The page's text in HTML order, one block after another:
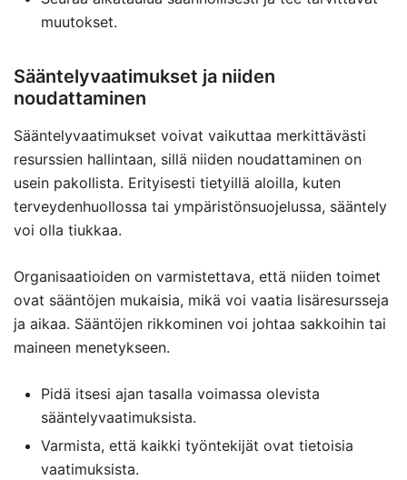
muutokset.
Sääntelyvaatimukset ja niiden
noudattaminen
Sääntelyvaatimukset voivat vaikuttaa merkittävästi
resurssien hallintaan, sillä niiden noudattaminen on
usein pakollista. Erityisesti tietyillä aloilla, kuten
terveydenhuollossa tai ympäristönsuojelussa, sääntely
voi olla tiukkaa.
Organisaatioiden on varmistettava, että niiden toimet
ovat sääntöjen mukaisia, mikä voi vaatia lisäresursseja
ja aikaa. Sääntöjen rikkominen voi johtaa sakkoihin tai
maineen menetykseen.
Pidä itsesi ajan tasalla voimassa olevista
sääntelyvaatimuksista.
Varmista, että kaikki työntekijät ovat tietoisia
vaatimuksista.